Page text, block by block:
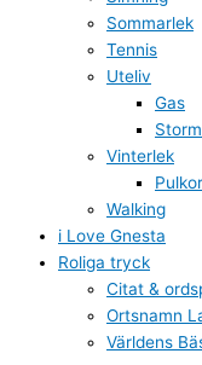
Sommarlek
Tennis
Uteliv
Gas
Vinterlek
Walking
i Love Gnesta
Roliga tryck
Citat &
Ortsnamn
Världens